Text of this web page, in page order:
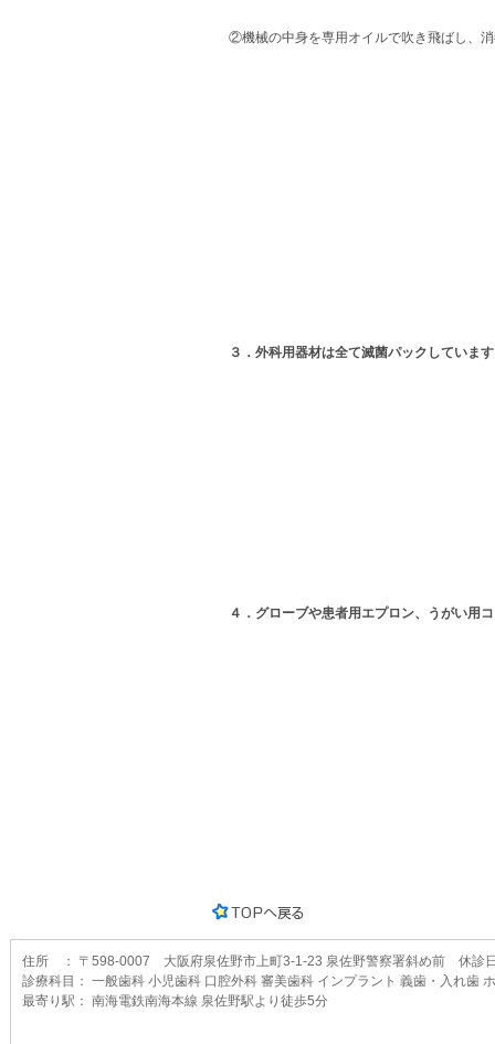
②機械の中身を専用オイルで吹き飛ばし、
３．外科用器材は全て滅菌パックしていま
４．グローブや患者用エプロン、うがい用
住所 ： 〒598-0007 大阪府泉佐野市上町3-1-23 泉佐野警察署斜め前 休診
診療科目： 一般歯科 小児歯科 口腔外科 審美歯科 インプラント 義歯・入れ歯
最寄り駅： 南海電鉄南海本線 泉佐野駅より徒歩5分